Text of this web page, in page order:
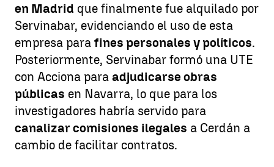
en Madrid que finalmente fue alquilado por
Servinabar, evidenciando el uso de esta
empresa para fines personales y políticos.
Posteriormente, Servinabar formó una UTE
con Acciona para adjudicarse obras
públicas en Navarra, lo que para los
investigadores habría servido para
canalizar comisiones ilegales a Cerdán a
cambio de facilitar contratos.